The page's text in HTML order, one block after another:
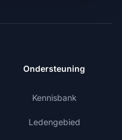
Ondersteuning
Kennisbank
Ledengebied